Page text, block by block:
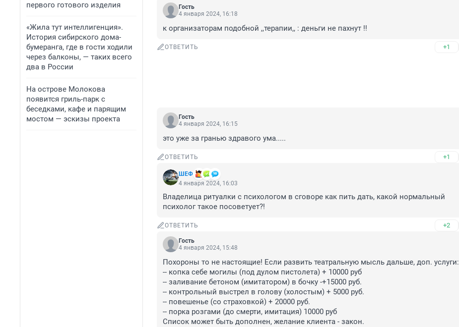
первого готового изделия
«Жила тут интеллигенция».
История сибирского дома-
бумеранга, где в гости ходили
через балконы, — таких всего
два в России
На острове Молокова
появится гриль-парк с
беседками, кафе и парящим
мостом — эскизы проекта
Гость
4 января 2024, 16:18
к организаторам подобной ,,терапии,, : деньги не пахнут !!
ОТВЕТИТЬ +1
Гость
4 января 2024, 16:15
это уже за гранью здравого ума.....
ОТВЕТИТЬ +1
ШЕФ
4 января 2024, 16:03
Владелица ритуалки с психологом в сговоре как пить дать, какой нормальный
психолог такое посоветует?!
ОТВЕТИТЬ +2
Гость
4 января 2024, 15:48
Похороны то не настоящие! Если развить театральную мысль дальше, доп. услуги:
-- копка себе могилы (под дулом пистолета) + 10000 руб
-- заливание бетоном (имитатором) в бочку -+15000 руб.
-- контрольный выстрел в голову (холостым) + 5000 руб.
-- повешенье (со страховкой) + 20000 руб.
-- порка розгами (до смерти, имитация) 10000 руб
Список может быть дополнен, желание клиента - закон.